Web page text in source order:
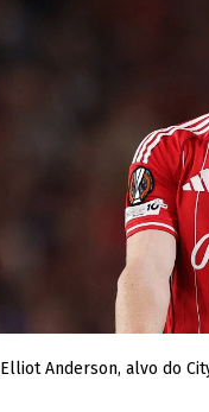
Elliot Anderson, alvo do